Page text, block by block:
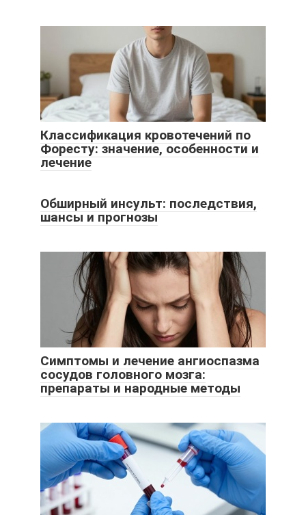
Классификация кровотечений по
Форесту: значение, особенности и
лечение
Обширный инсульт: последствия,
шансы и прогнозы
Симптомы и лечение ангиоспазма
сосудов головного мозга:
препараты и народные методы